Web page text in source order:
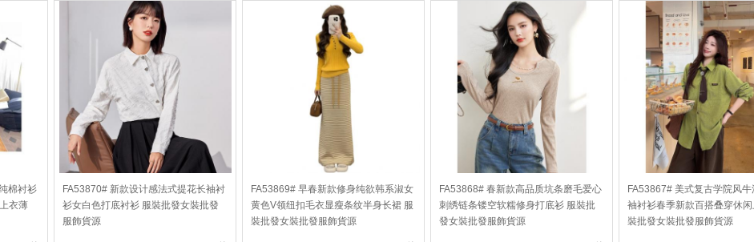
棉衬衫
衣薄
FA53870# 新款设计感法式提花长袖衬
衫女白色打底衬衫 服裝批發女裝批發
服飾貨源
FA53869# 早春新款修身纯欲韩系淑女
黄色V领纽扣毛衣显瘦条纹半身长裙 服
裝批發女裝批發服飾貨源
FA53868# 春新款高品质坑条磨毛爱心
刺绣链条镂空软糯修身打底衫 服裝批
發女裝批發服飾貨源
FA53867# 美式复古学院风
袖衬衫春季新款百搭叠穿休
裝批發女裝批發服飾貨源